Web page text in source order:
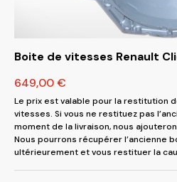
Boite de vitesses Renault
649,00€
Le prix est valable pour la restitution
vitesses. Si vous ne restituez pas
moment de la livraison, nous
Nous pourrons récupérer l’ancienne
ultérieurement et vous restituer la